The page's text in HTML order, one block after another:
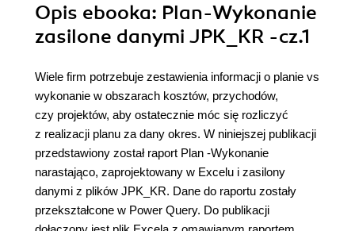
Opis ebooka: Plan-Wykonanie
zasilone danymi JPK_KR -cz.1
Wiele firm potrzebuje zestawienia informacji o planie vs
wykonanie w obszarach kosztów, przychodów,
czy projektów, aby ostatecznie móc się rozliczyć
z realizacji planu za dany okres. W niniejszej publikacji
przedstawiony został raport Plan -Wykonanie
narastająco, zaprojektowany w Excelu i zasilony
danymi z plików JPK_KR. Dane do raportu zostały
przekształcone w Power Query. Do publikacji